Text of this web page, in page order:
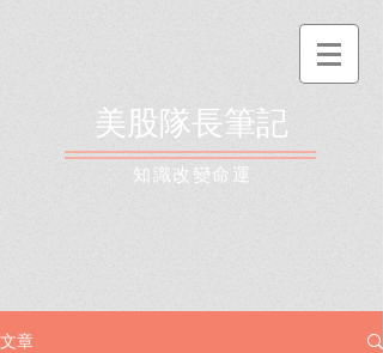
美股隊長筆記
​知識改變命運
文章